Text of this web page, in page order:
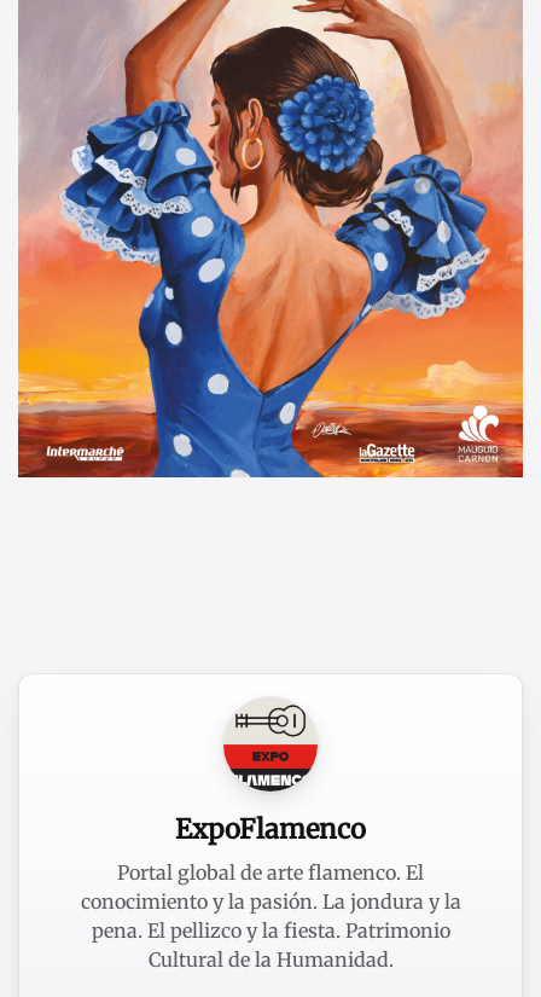
ExpoFlamenco
Portal global de arte flamenco. El
conocimiento y la pasión. La jondura y la
pena. El pellizco y la fiesta. Patrimonio
Cultural de la Humanidad.